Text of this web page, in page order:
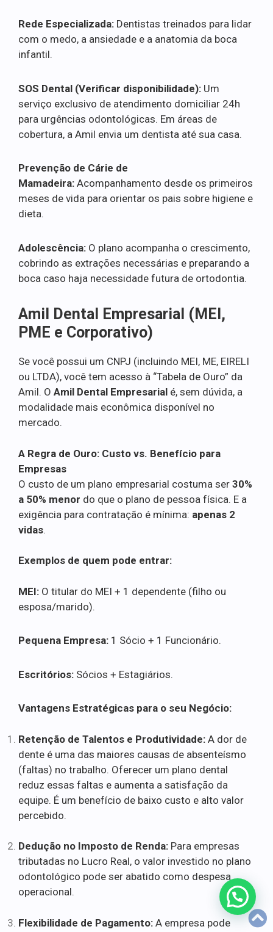
Rede Especializada: Dentistas treinados para lidar
com o medo, a ansiedade e a anatomia da boca
infantil.
SOS Dental (Verificar disponibilidade): Um
serviço exclusivo de atendimento domiciliar 24h
para urgências odontológicas. Em áreas de
cobertura, a Amil envia um dentista até sua casa.
Prevenção de Cárie de
Mamadeira: Acompanhamento desde os primeiros
meses de vida para orientar os pais sobre higiene e
dieta.
Adolescência: O plano acompanha o crescimento,
cobrindo as extrações necessárias e preparando a
boca caso haja necessidade futura de ortodontia.
Amil Dental Empresarial (MEI,
PME e Corporativo)
Se você possui um CNPJ (incluindo MEI, ME, EIRELI
ou LTDA), você tem acesso à “Tabela de Ouro” da
Amil. O Amil Dental Empresarial é, sem dúvida, a
modalidade mais econômica disponível no
mercado.
A Regra de Ouro: Custo vs. Benefício para
Empresas
O custo de um plano empresarial costuma ser 30%
a 50% menor do que o plano de pessoa física. E a
exigência para contratação é mínima: apenas 2
vidas.
Exemplos de quem pode entrar:
MEI: O titular do MEI + 1 dependente (filho ou
esposa/marido).
Pequena Empresa: 1 Sócio + 1 Funcionário.
Escritórios: Sócios + Estagiários.
Vantagens Estratégicas para o seu Negócio:
Retenção de Talentos e Produtividade: A dor de
dente é uma das maiores causas de absenteísmo
(faltas) no trabalho. Oferecer um plano dental
reduz essas faltas e aumenta a satisfação da
equipe. É um benefício de baixo custo e alto valor
percebido.
Dedução no Imposto de Renda: Para empresas
tributadas no Lucro Real, o valor investido no plano
odontológico pode ser abatido como despesa
operacional.
Flexibilidade de Pagamento: A empresa pode